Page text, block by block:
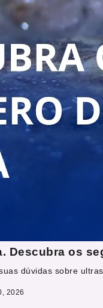
Descubra os
dúvidas sobre
2026